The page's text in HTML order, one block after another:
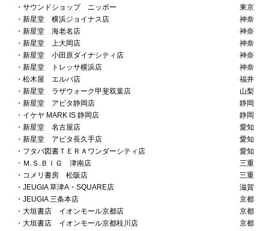
・サウンドショップ ニッポー
東京都
・新星堂 横浜ジョイナス店
神奈川県
・新星堂 海老名店
神奈川県
・新星堂 上大岡店
神奈川県
・新星堂 小田原ダイナシティ店
神奈川県
・新星堂 トレッサ横浜店
神奈川県
・松木屋 エルパ店
福井県
・新星堂 ラザウォーク甲斐双葉店
山梨県
・新星堂 アピタ静岡店
静岡県
・イケヤ MARK IS 静岡店
静岡県
・新星堂 名古屋店
愛知県
・新星堂 アピタ長久手店
愛知県
・フタバ図書ＴＥＲＡワンダーシティ店
愛知県
・Ｍ.Ｓ.ＢＩＧ 津南店
三重県
・コメリ書房 松阪店
三重県
・JEUGIA 草津A・SQUARE店
滋賀県
・JEUGIA 三条本店
京都府
・大垣書店 イオンモール京都店
京都府
・大垣書店 イオンモール京都桂川店
京都府